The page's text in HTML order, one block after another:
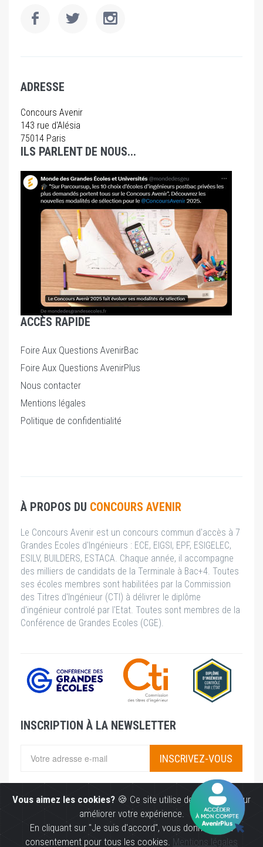
Vous aimez les cookies? 🍪 Ce site utilise des cookies pour
améliorer votre expérience.
En cliquant sur "Je suis d'accord", vous donnez votre
consentement pour tous les cookies. Mentions légales
ADRESSE
Concours Avenir
143 rue d'Alésia
75014 Paris
ILS PARLENT DE NOUS...
ACCÈS RAPIDE
Foire Aux Questions AvenirBac
Foire Aux Questions AvenirPlus
Nous contacter
Mentions légales
Politique de confidentialité
À PROPOS DU CONCOURS AVENIR
Le Concours Avenir est un concours commun d'accès à 7
Grandes Ecoles d'Ingénieurs : ECE, EIGSI, EPF, ESIGELEC,
ESILV, BUILDERS, ESTACA. Chaque année, il accompagne
des milliers de candidats de la Terminale à Bac+4. Toutes
ses écoles membres sont habilitées par la Commission
des Titres d'Ingénieur (CTI) à délivrer le diplôme
d'ingénieur controlé par l'Etat. Toutes sont membres de la
Conférence de Grandes Ecoles (CGE).
INSCRIPTION À LA NEWSLETTER
INSCRIVEZ-VOUS